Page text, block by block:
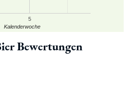
5
Kalenderwoche
Bewertungen